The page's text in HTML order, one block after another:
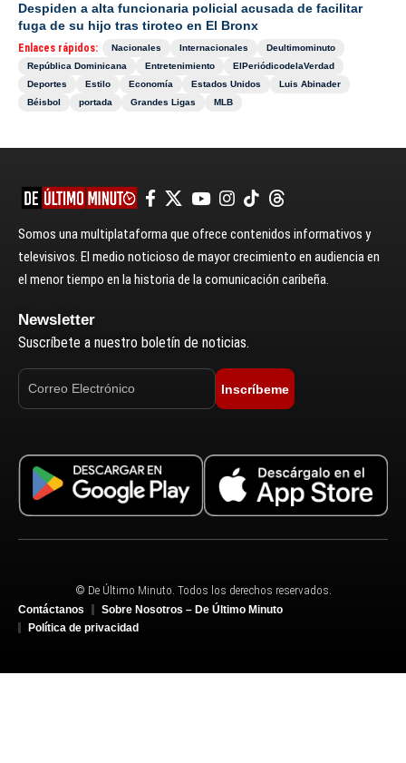
Despiden a alta funcionaria policial acusada de facilitar
fuga de su hijo tras tiroteo en El Bronx
Enlaces rápidos: Nacionales Internacionales
Deultimominuto
República Dominicana
Entretenimiento
ElPeriódicodelaVerdad
Deportes
Estilo Economía Estados Unidos
Luis Abinader
Béisbol
portada Grandes Ligas MLB
Somos una multiplataforma que ofrece contenidos informativos y
televisivos. El medio noticioso de mayor crecimiento en audiencia en
el menor tiempo en la historia de la comunicación caribeña.
Newsletter
Suscríbete a nuestro boletín de noticias.
Inscríbeme
© De Último Minuto. Todos los derechos reservados.
Contáctanos
Sobre Nosotros – De Último Minuto
Política de privacidad